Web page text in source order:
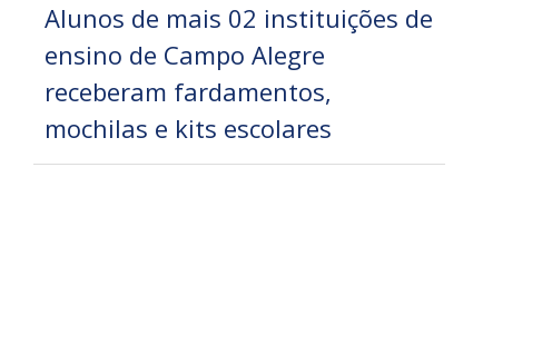
Alunos de mais 02 instituições de
ensino de Campo Alegre
receberam fardamentos,
mochilas e kits escolares